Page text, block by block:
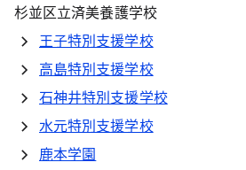
杉並区立済美養護学校
王子特別支援学校
高島特別支援学校
石神井特別支援学校
水元特別支援学校
鹿本学園